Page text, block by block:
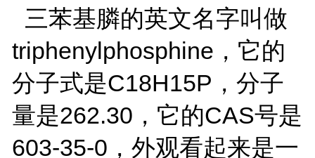
三苯基膦的英文名字叫做
triphenylphosphine，它的
分子式是C18H15P，分子
量是262.30，它的CAS号是
603-35-0，外观看起来是一